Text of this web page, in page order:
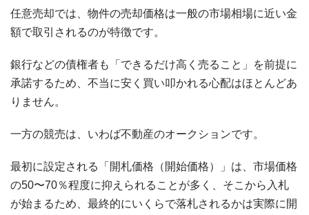
任意売却では、物件の売却価格は一般の市場相場に近い金
額で取引されるのが特徴です。
銀行などの債権者も「できるだけ高く売ること」を前提に
承諾するため、不当に安く買い叩かれる心配はほとんどあ
りません。
一方の競売は、いわば不動産のオークションです。
最初に設定される「開札価格（開始価格）」は、市場価格
の50〜70％程度に抑えられることが多く、そこから入札
が始まるため、最終的にいくらで落札されるかは実際に開